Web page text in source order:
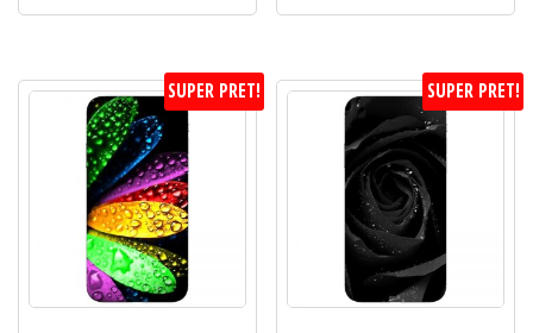
SUPER PRET! SUPER PRET!